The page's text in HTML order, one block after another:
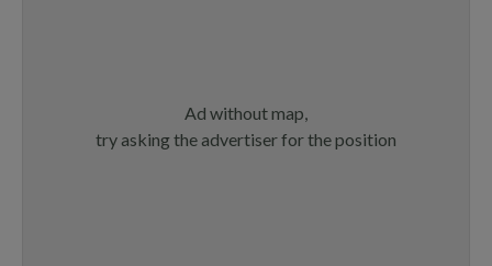
Ad without map,
try asking the advertiser for the position